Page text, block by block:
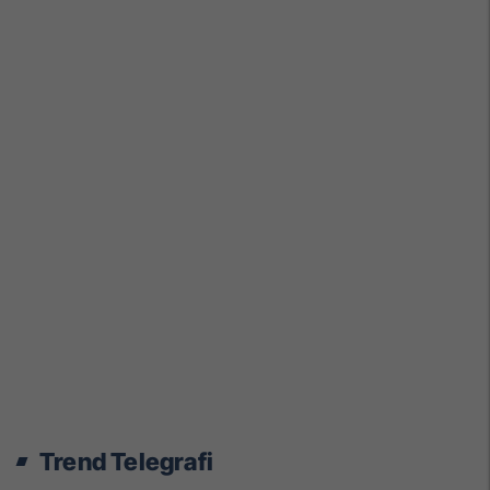
Trend Telegrafi